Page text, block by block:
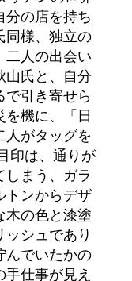
分の店を持ち
同様、独立の
二人の出会い
山氏と、自分
で引き寄せら
機に、「日
人がタッグを
印は、通りが
まう、ガラ
トンからデザ
木の色と漆塗
シュであり
んでいたかの
仕事が見え